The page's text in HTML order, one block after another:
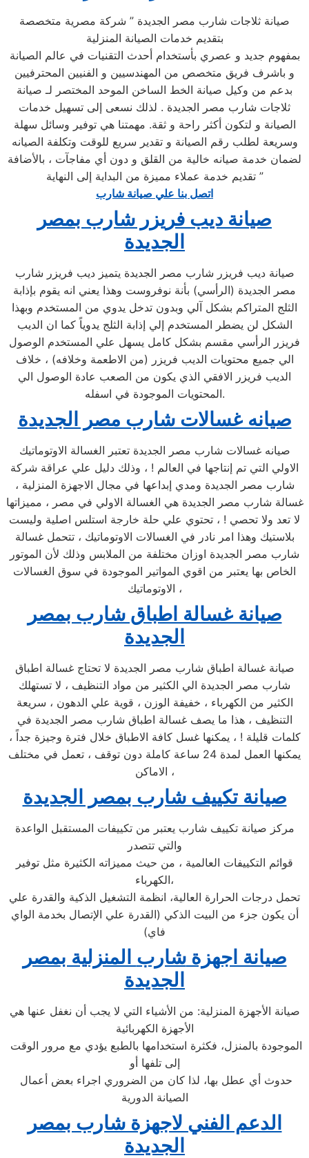
صيانة ثلاجات شارب مصر الجديدة ” شركة مصرية متخصصة
بتقديم خدمات الصيانة المنزلية
بمفهوم جديد و عصري بأستخدام أحدث التقنيات في عالم الصيانة
و باشرف فريق متخصص من المهندسيين و الفنيين المحترفيين
بدعم من وكيل صيانة الخط الساخن الموحد المختصر لـ صيانة
ثلاجات شارب مصر الجديدة . لذلك نسعى إلى تسهيل خدمات
الصيانة و لتكون أكثر راحة و ثقة. مهمتنا هي توفير وسائل سهلة
وسريعة لطلب رقم الصيانة و تقدير سريع للوقت وتكلفة الصيانه
لضمان خدمة صيانه خالية من القلق و دون أي مفاجآت ، بالأضافة
تقديم خدمة عملاء مميزة من البداية إلى النهاية ”
اتصل بنا علي صيانة شارب
صيانة ديب فريزر شارب بمصر
الجديدة
صيانة ديب فريزر شارب مصر الجديدة يتميز ديب فريزر شارب
مصر الجديدة (الرأسي) بأنة نوفروست وهذا يعني انه يقوم بإذابة
الثلج المتراكم بشكل آلي وبدون تدخل يدوي من المستخدم وبهذا
الشكل لن يضطر المستخدم إلي إذابة الثلج يدوياً كما ان الديب
فريزر الرأسي مقسم بشكل كامل يسهل علي المستخدم الوصول
الي جميع محتويات الديب فريزر (من الاطعمة وخلافه) ، خلاف
الديب فريزر الافقي الذي يكون من الصعب عادة الوصول الي
المحتويات الموجودة في اسفله.
صيانه غسالات شارب مصر الجديدة
صيانه غسالات شارب مصر الجديدة تعتبر الغسالة الاوتوماتيك
الاولي التي تم إنتاجها في العالم ! ، وذلك دليل علي عراقة شركة
شارب مصر الجديدة ومدي إبداعها في مجال الاجهزة المنزلية ،
غسالة شارب مصر الجديدة هي الغسالة الاولي في مصر ، مميزاتها
لا تعد ولا تحصي ! ، تحتوي علي حلة خارجة استلس اصلية وليست
بلاستيك وهذا امر نادر في الغسالات الاوتوماتيك ، تتحمل غسالة
شارب مصر الجديدة اوزان مختلفة من الملابس وذلك لأن الموتور
الخاص بها يعتبر من اقوي المواتير الموجودة في سوق الغسالات
الاوتوماتيك ،
صيانة غسالة اطباق شارب بمصر
الجديدة
صيانة غسالة اطباق شارب مصر الجديدة لا تحتاج غسالة اطباق
شارب مصر الجديدة الي الكثير من مواد التنظيف ، لا تستهلك
الكثير من الكهرباء ، خفيفة الوزن ، قوية علي الدهون ، سريعة
التنظيف ، هذا ما يصف غسالة اطباق شارب مصر الجديدة في
كلمات قليلة ! ، يمكنها غسل كافة الاطباق خلال فترة وجيزة جداً ،
يمكنها العمل لمدة 24 ساعة كاملة دون توقف ، تعمل في مختلف
الاماكن ،
صيانة تكييف شارب بمصر الجديدة
مركز صيانة تكييف شارب يعتبر من تكييفات المستقبل الواعدة
والتي تتصدر
قوائم التكييفات العالمية ، من حيث مميزاته الكثيرة مثل توفير
الكهرباء،
تحمل درجات الحرارة العالية، انظمة التشغيل الذكية والقدرة علي
أن يكون جزء من البيت الذكي (القدرة علي الإتصال بخدمة الواي
فاي)
صيانة اجهزةشارب المنزلية بمصر
الجديدة
صيانة الأجهزة المنزلية: من الأشياء التي لا يجب أن نغفل عنها هي
الأجهزة الكهربائية
إلى تلفها أو
الصيانة الدورية
الدعم الفني لاجهزة شارب بمصر
الجديدة